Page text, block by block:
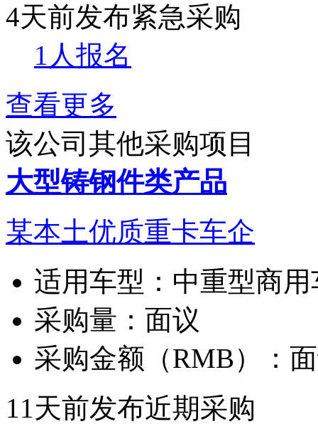
4天前发布紧急采购
1人报名
查看更多
该公司其他采购项目
大型铸钢件类产品
某本土优质重卡车企
适用车型： 中重型商
采购量： 面议
采购金额（RMB）：
11天前发布近期采购